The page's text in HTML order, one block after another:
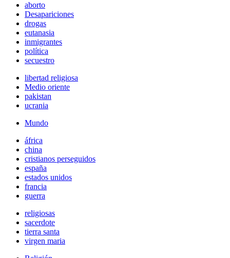
aborto
Desapariciones
drogas
eutanasia
inmigrantes
política
secuestro
libertad religiosa
Medio oriente
pakistan
ucrania
Mundo
áfrica
china
cristianos perseguidos
españa
estados unidos
francia
guerra
religiosas
sacerdote
tierra santa
virgen maria